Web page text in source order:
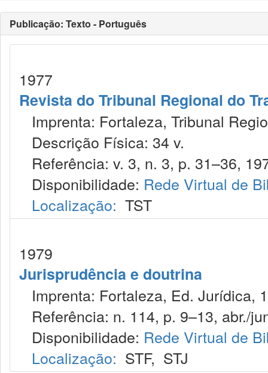
Publicação: Texto - Português
1977
Revista do Tribunal Regional do
Imprenta: Fortaleza, Tribunal
Descrição Física: 34 v.
Referência: v. 3, n. 3, p. 31–36,
Disponibilidade: Rede Virtual de
Localização: TST
1979
Jurisprudência e doutrina
Imprenta: Fortaleza, Ed. Jurídica,
Referência: n. 114, p. 9–13, abr./
Disponibilidade: Rede Virtual de
Localização: STF, STJ